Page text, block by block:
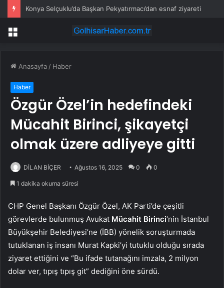
Konya Selçuklu’da Başkan Pekyatırmacı’dan esnaf ziyareti
Menü
Anasayfa / Haber
Haber
Özgür Özel’in hedefindeki
Mücahit Birinci, şikayetçi
olmak üzere adliyeye gitti
DİLAN BİÇER Ağustos 16, 2025 0 0
1 dakika okuma süresi
CHP Genel Başkanı Özgür Özel, AK Parti’de çeşitli
görevlerde bulunmuş Avukat Mücahit Birinci‘nin İstanbul
Büyükşehir Belediyesi’ne (İBB) yönelik soruşturmada
tutuklanan iş insanı Murat Kapki’yi tutuklu olduğu sırada
ziyaret ettiğini ve “Bu ifade tutanağını imzala, 2 milyon
dolar ver, tıpış tıpış git” dediğini öne sürdü.